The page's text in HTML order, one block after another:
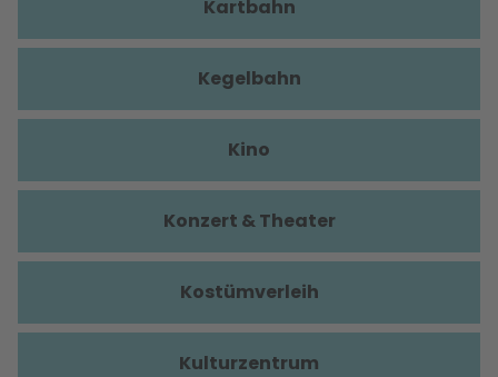
Kartbahn
Kegelbahn
Kino
Konzert & Theater
Kostümverleih
Kulturzentrum